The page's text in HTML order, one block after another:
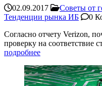
02.09.2017 Советы от
Тенденции рынка ИБ
0
Согласно отчету Verizon,
проверку на соответствие
подробнее